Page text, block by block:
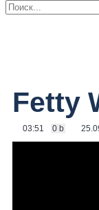
Fetty
03:51 0 b